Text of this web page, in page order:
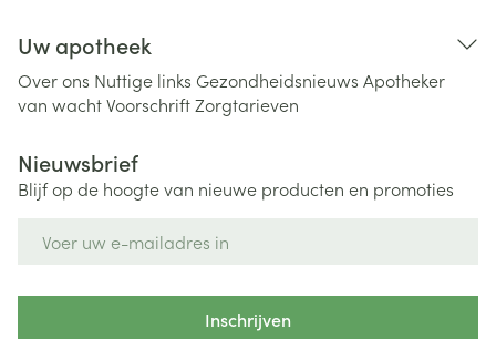
Uw apotheek
Over ons Nuttige links Gezondheidsnieuws Apotheker
van wachtVoorschriftZorgtarieven
Nieuwsbrief
Blijf op de hoogte van nieuwe producten en promoties
Inschrijven